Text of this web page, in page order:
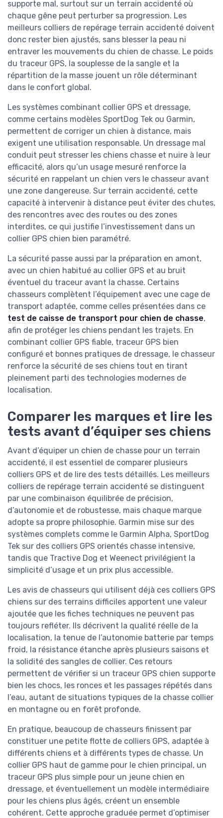
supporte mal, surtout sur un terrain accidenté où
chaque gêne peut perturber sa progression. Les
meilleurs colliers de repérage terrain accidenté doivent
donc rester bien ajustés, sans blesser la peau ni
entraver les mouvements du chien de chasse. Le poids
du traceur GPS, la souplesse de la sangle et la
répartition de la masse jouent un rôle déterminant
dans le confort global.
Les systèmes combinant collier GPS et dressage,
comme certains modèles SportDog Tek ou Garmin,
permettent de corriger un chien à distance, mais
exigent une utilisation responsable. Un dressage mal
conduit peut stresser les chiens chasse et nuire à leur
efficacité, alors qu’un usage mesuré renforce la
sécurité en rappelant un chien vers le chasseur avant
une zone dangereuse. Sur terrain accidenté, cette
capacité à intervenir à distance peut éviter des chutes,
des rencontres avec des routes ou des zones
interdites, ce qui justifie l’investissement dans un
collier GPS chien bien paramétré.
La sécurité passe aussi par la préparation en amont,
avec un chien habitué au collier GPS et au bruit
éventuel du traceur avant la chasse. Certains
chasseurs complètent l’équipement avec une cage de
transport adaptée, comme celles présentées dans ce
test de caisse de transport pour chien de chasse,
afin de protéger les chiens pendant les trajets. En
combinant collier GPS fiable, traceur GPS bien
configuré et bonnes pratiques de dressage, le chasseur
renforce la sécurité de ses chiens tout en tirant
pleinement parti des technologies modernes de
localisation.
Comparer les marques et lire les
tests avant d’équiper ses chiens
Avant d’équiper un chien de chasse pour un terrain
accidenté, il est essentiel de comparer plusieurs
colliers GPS et de lire des tests détaillés. Les meilleurs
colliers de repérage terrain accidenté se distinguent
par une combinaison équilibrée de précision,
d’autonomie et de robustesse, mais chaque marque
adopte sa propre philosophie. Garmin mise sur des
systèmes complets comme le Garmin Alpha, SportDog
Tek sur des colliers GPS orientés chasse intensive,
tandis que Tractive Dog et Weenect privilégient la
simplicité d’usage et un prix plus accessible.
Les avis de chasseurs qui utilisent déjà ces colliers GPS
chiens sur des terrains difficiles apportent une valeur
ajoutée que les fiches techniques ne peuvent pas
toujours refléter. Ils décrivent la qualité réelle de la
localisation, la tenue de l’autonomie batterie par temps
froid, la résistance étanche après plusieurs saisons et
la solidité des sangles de collier. Ces retours
permettent de vérifier si un traceur GPS chien supporte
bien les chocs, les ronces et les passages répétés dans
l’eau, autant de situations typiques de la chasse collier
en montagne ou en forêt profonde.
En pratique, beaucoup de chasseurs finissent par
constituer une petite flotte de colliers GPS, adaptée à
différents chiens et à différents types de chasse. Un
collier GPS haut de gamme pour le chien principal, un
traceur GPS plus simple pour un jeune chien en
dressage, et éventuellement un modèle intermédiaire
pour les chiens plus âgés, créent un ensemble
cohérent. Cette approche graduée permet d’optimiser